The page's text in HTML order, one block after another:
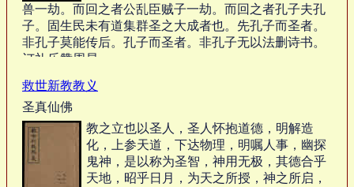
兽一劫。而回之者公乱臣贼子一劫。而回之者孔子夫孔
子。固生民未有道集群圣之大成者也。先孔子而圣者。
非孔子莫能传后。孔子而圣者。非孔子无以法删诗书。
订礼乐赞周易。… …
救世新教教义
圣真仙佛
教之立也以圣人，圣人怀抱道德，明解造
化，上参天道，下达物理，明嘱人事，幽探
鬼神，是以称为圣智，神用无极，其德合乎
天地，昭乎日月，为天之所授，神之所启，